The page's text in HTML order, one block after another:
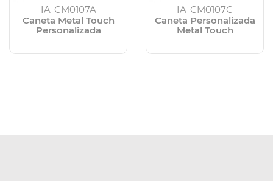
IA-CM0107A
Caneta Metal Touch
Personalizada
IA-CM0107C
Caneta Personalizada
Metal Touch